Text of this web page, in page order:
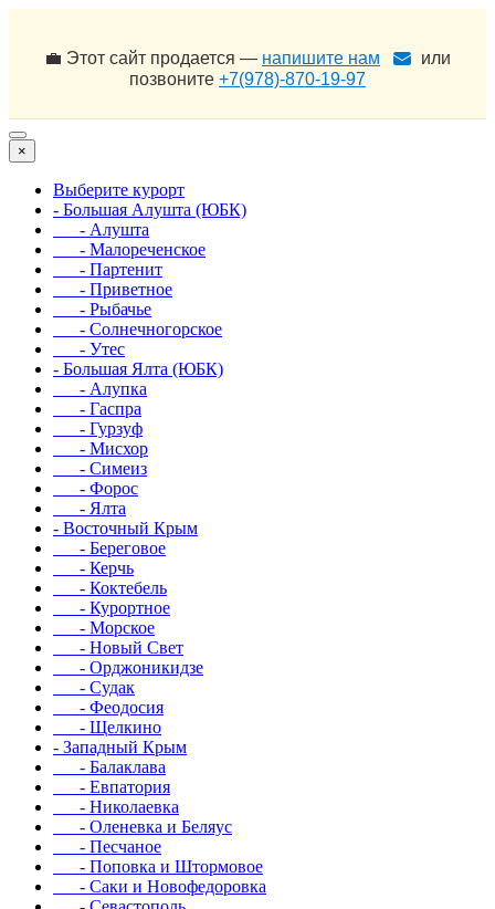
💼 Этот сайт продается — напишите нам
или
позвоните +7(978)-870-19-97
×
Выберите курорт
- Большая Алушта (ЮБК)
- Алушта
- Малореченское
- Партенит
- Приветное
- Рыбачье
- Солнечногорское
- Утес
- Большая Ялта (ЮБК)
- Алупка
- Гаспра
- Гурзуф
- Мисхор
- Симеиз
- Форос
- Ялта
- Восточный Крым
- Береговое
- Керчь
- Коктебель
- Курортное
- Морское
- Новый Свет
- Орджоникидзе
- Судак
- Феодосия
- Щелкино
- Западный Крым
- Балаклава
- Евпатория
- Николаевка
- Оленевка и Беляус
- Песчаное
- Поповка и Штормовое
- Саки и Новофедоровка